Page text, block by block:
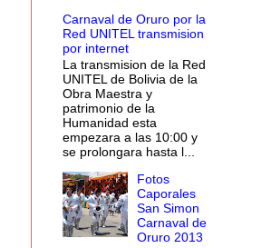
Carnaval de Oruro por la
Red UNITEL transmision
por internet
La transmision de la Red
UNITEL de Bolivia de la
Obra Maestra y
patrimonio de la
Humanidad esta
empezara a las 10:00 y
se prolongara hasta l...
Fotos
Caporales
San Simon
Carnaval de
Oruro 2013